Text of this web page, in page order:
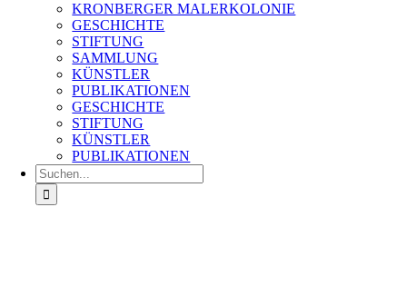
KRONBERGER MALERKOLONIE
GESCHICHTE
STIFTUNG
SAMMLUNG
KÜNSTLER
PUBLIKATIONEN
GESCHICHTE
STIFTUNG
KÜNSTLER
PUBLIKATIONEN
Suche
nach: